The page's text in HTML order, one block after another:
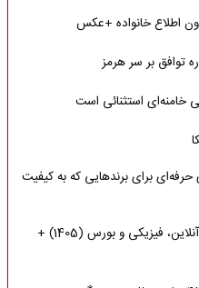
اطلاع خانواده +عکس
توافق بر سر هرمز
استثنائی است
برای برندهایی که به کیفیت
از کجا نقره بخریم؟ مقایسه خرید نقره آنلاین، فیزیکی و بورس (1405) +